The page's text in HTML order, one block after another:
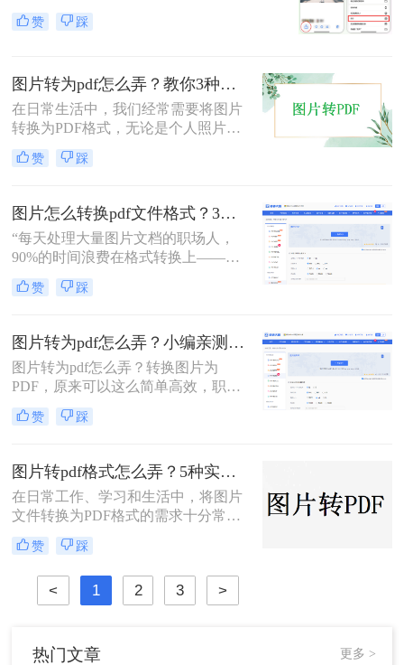
的图片转PDF方法，帮助您快速解决
转换需求。
求。无论是扫描的合同、手写笔记，
还是拍摄的证件、课件，统一的PDF
择高效、安全且无需付费的方法？本
文将基于实际使用经验，为您梳理7
种照片如何转成PDF格式的实用方
方式，帮助您根据场景灵活选用。
赞 踩
图片转为pdf怎么弄？教你3种常用转换方法！
在日常生活中，我们经常需要将图片
转换为PDF格式，无论是个人照片管
理、证件扫描，还是商业和行政领域
的文档整理、合同协议，这种转换都
全性。那么图片转为pdf怎么弄呢？本
文将介绍三种将图片转换为PDF的方
法。
赞 踩
图片怎么转换pdf文件格式？3种高效方法全解析，职场人必备技能！
“每天处理大量图片文档的职场人，
90%的时间浪费在格式转换上——这
不是技术问题，而是方法误区。” 作
为深耕办公软件测评多年的博主，小
始方式处理图片转PDF需求。那么图
片怎么转换pdf文件格式呢？本文将揭
秘三种专业级转换方法，结合实测数
据帮你突破效率瓶颈。
赞 踩
图片转为pdf怎么弄？小编亲测5种实用方法，告别繁琐操作！
图片转为pdf怎么弄？转换图片为
PDF，原来可以这么简单高效，职场
效率提升从此触手可及！“一张图片
秒变PDF文档？是的，你没听错！”作
主，小编深知职场办公人群对高效转
换工具的渴求，今天就分享超实用方
法，帮你轻松解决图片转pdf难题。
赞 踩
图片转pdf格式怎么弄？5种实用的转换方法！
在日常工作、学习和生活中，将图片
文件转换为PDF格式的需求十分常
见。PDF格式因其跨平台兼容性强、
内容不易篡改、排版稳定等优势，成
为文件共享与存档的首选。那么图片
转pdf格式怎么弄呢？本文将介绍几种
常见的图片转PDF方法，帮助用户高
赞 踩
< 1 2 3 >
热门文章 更多 >